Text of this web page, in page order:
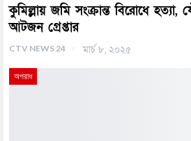
কুমিল্লায় জমি সংক্রান্ত বিরোধে হত্যা,
আটজন গ্রেপ্তার
CTV NEWS 24 মার্চ ৮, ২০২৫
অপরাধ